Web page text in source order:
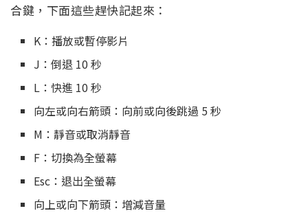
合鍵，下面這些趕快記起來：
K：播放或暫停影片
J：倒退 10 秒
L：快進 10 秒
向左或向右箭頭：向前或向後跳過 5 秒
M：靜音或取消靜音
F：切換為全螢幕
Esc：退出全螢幕
向上或向下箭頭：增減音量